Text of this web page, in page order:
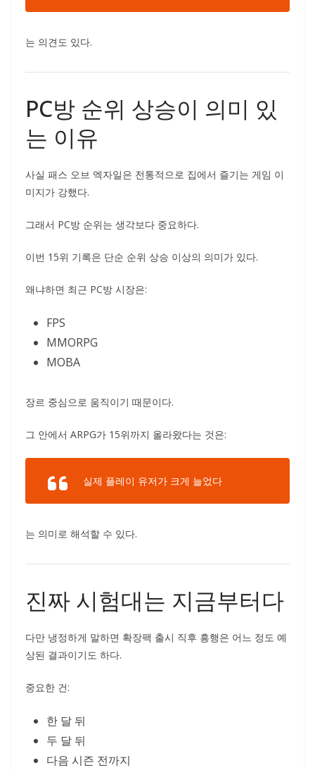
는 의견도 있다.
PC방 순위 상승이 의미 있
는 이유
사실 패스 오브 엑자일은 전통적으로 집에서 즐기는 게임 이
미지가 강했다.
그래서 PC방 순위는 생각보다 중요하다.
이번 15위 기록은 단순 순위 상승 이상의 의미가 있다.
왜냐하면 최근 PC방 시장은:
FPS
MMORPG
MOBA
장르 중심으로 움직이기 때문이다.
그 안에서 ARPG가 15위까지 올라왔다는 것은:
실제 플레이 유저가 크게 늘었다
는 의미로 해석할 수 있다.
진짜 시험대는 지금부터다
다만 냉정하게 말하면 확장팩 출시 직후 흥행은 어느 정도 예
상된 결과이기도 하다.
중요한 건:
한 달 뒤
두 달 뒤
다음 시즌 전까지